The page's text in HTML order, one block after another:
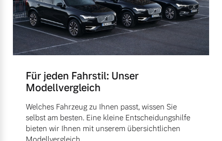
Für jeden Fahrstil: Unser
Modellvergleich
Welches Fahrzeug zu Ihnen passt, wissen Sie
selbst am besten. Eine kleine Entscheidungshilfe
bieten wir Ihnen mit unserem übersichtlichen